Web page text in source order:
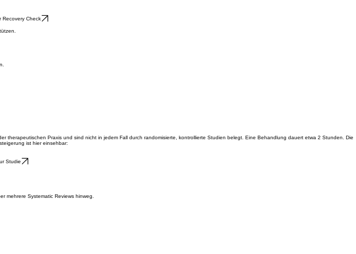
Recovery Check
Praxis und sind nicht in jedem Fall durch randomisierte, kontrollierte Studien belegt. Eine Behandlung dauert etwa 2 Stunden. Die
ist hier einsehbar:
Studie
mehrere Systematic Reviews hinweg.